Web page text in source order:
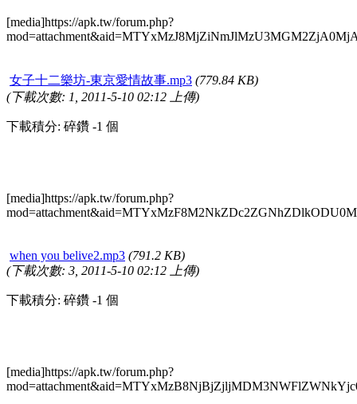
[media]https://apk.tw/forum.php?
女子十二樂坊-東京愛情故事.mp3 (779.84 KB)
(下載次數: 1, 2011-5-10 02:12 上傳)
下載積分: 碎鑽 -1 個
[media]https://apk.tw/forum.php?
when you belive2.mp3 (791.2 KB)
(下載次數: 3, 2011-5-10 02:12 上傳)
下載積分: 碎鑽 -1 個
[media]https://apk.tw/forum.php?